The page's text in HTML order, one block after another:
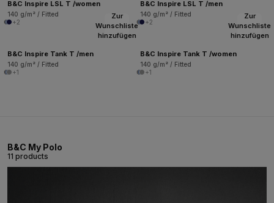
B&C Inspire LSL T /women
140 g/m² / Fitted
+2
B&C Inspire LSL T /men
140 g/m² / Fitted
+2
Zur
Wunschliste
hinzufügen
B&C Inspire Tank T /men
140 g/m² / Fitted
+1
Zur
Wunschliste
hinzufügen
B&C Inspire Tank T /women
140 g/m² / Fitted
+1
B&C My Polo
11 products